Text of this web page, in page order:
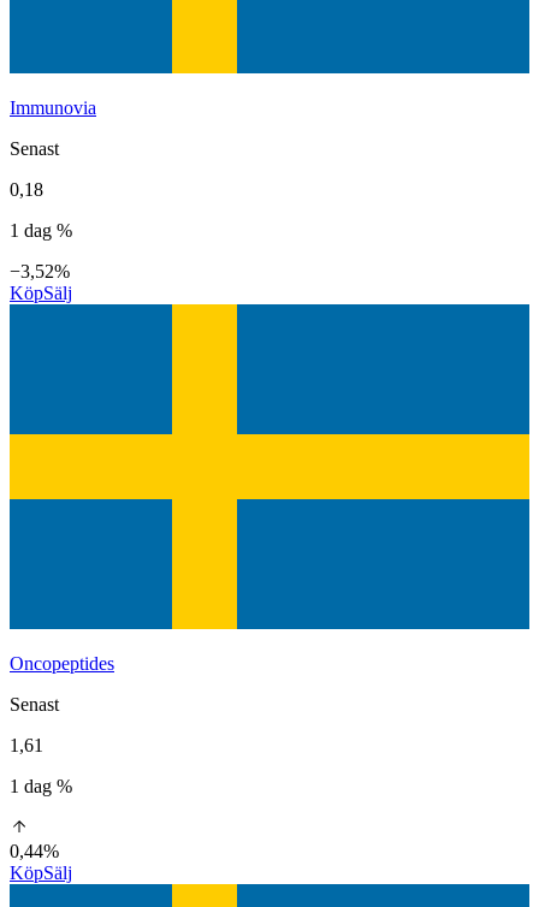
Immunovia
Senast
0,18
1 dag %
−3,52%
KöpSälj
Oncopeptides
Senast
1,61
1 dag %
0,44%
KöpSälj